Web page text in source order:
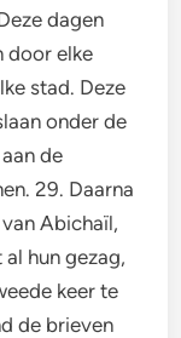
dagen
door elke
stad. Deze
onder de
de
29. Daarna
Abichaïl,
hun gezag,
keer te
de brieven